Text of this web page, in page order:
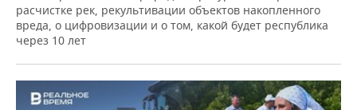
расчистке рек, рекультивации объектов накопленного
вреда, о цифровизации и о том, какой будет республика
через 10 лет